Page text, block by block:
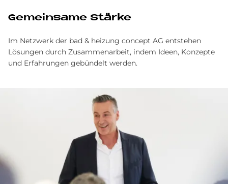
Gemeinsame Stärke
Im Netzwerk der bad & heizung concept AG entstehen
Lösungen durch Zusammenarbeit, indem Ideen, Konzepte
und Erfahrungen gebündelt werden.